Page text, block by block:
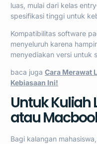
luas, mulai dari kelas
spesifikasi tinggi untuk
Kompatibilitas software
menyeluruh karena
menyediakan versi untuk
baca juga Cara Merawat
Kebiasaan Ini!
Untuk Kuliah
atau
Bagi kalangan